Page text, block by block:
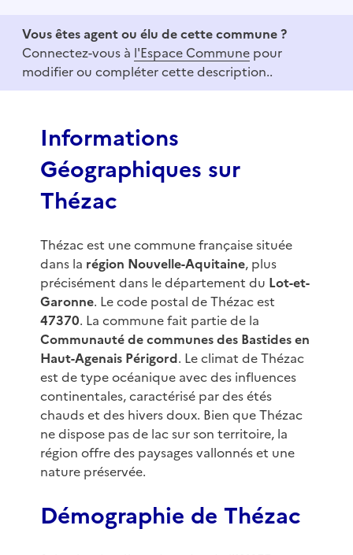
f
Vous êtes agent ou élu de cette commune ?
Connectez-vous à l'Espace Commune pour
modifier ou compléter cette description..
Informations
Géographiques sur
Thézac
Thézac est une commune française située
dans la région Nouvelle-Aquitaine, plus
précisément dans le département du Lot-et-
Garonne. Le code postal de Thézac est
47370. La commune fait partie de la
Communauté de communes des Bastides en
Haut-Agenais Périgord. Le climat de Thézac
est de type océanique avec des influences
continentales, caractérisé par des étés
chauds et des hivers doux. Bien que Thézac
ne dispose pas de lac sur son territoire, la
région offre des paysages vallonnés et une
nature préservée.
Démographie de Thézac